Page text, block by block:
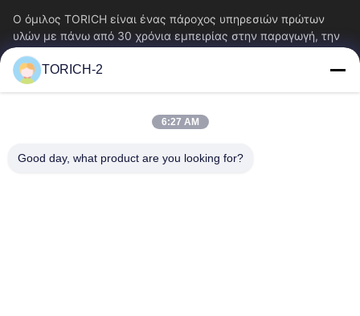
Ο όμιλος TORICH είναι ένας πάροχος υπηρεσιών πρώτων
υλών με πάνω από 30 χρόνια εμπειρίας στην παραγωγή, την
έρευνα και ανάπτυξη, το εμπόριο, την...
Γρήγοροι Σύνδεσμοι
Σχετικά Με Εμάς
Γύρος Εργοστασίων
Ποιοτικός Έλεγχος
TORICH-2
6:27 AM
Good day, what product are you looking for?